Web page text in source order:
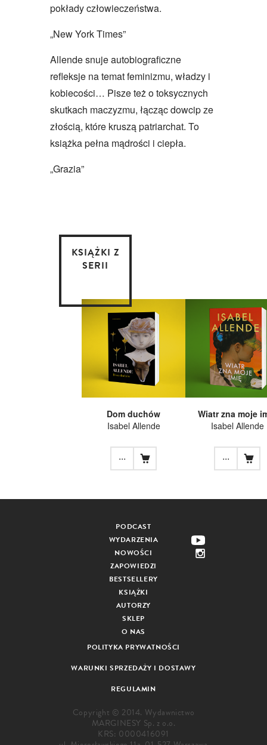
pokłady człowieczeństwa.
„New York Times”
Allende snuje autobiograficzne
refleksje na temat feminizmu, władzy i
kobiecości… Pisze też o toksycznych
skutkach maczyzmu, łącząc dowcip ze
złością, które kruszą patriarchat. To
książka pełna mądrości i ciepła.
„Grazia”
KSIĄŻKI Z
SERII
Dom duchów
Isabel Allende
...
Wiatr zna moje
Isabel Allende
...
PODCAST
WYDARZENIA
NOWOŚCI
ZAPOWIEDZI
BESTSELLERY
KSIĄŻKI
AUTORZY
SKLEP
O NAS
POLITYKA PRYWATNOŚCI
WARUNKI SPRZEDAŻY I DOSTAWY
REGULAMIN
Copyright © 2014. Wydawnictwo
MARGINESY Sp. z o.o.
KRS: 0000416091